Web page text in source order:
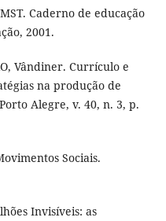
Caderno de educação
2001.
Vândiner. Currículo e
na produção de
Alegre, v. 40, n. 3, p.
Sociais.
Invisíveis: as